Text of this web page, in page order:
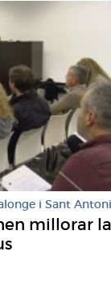
i Sant Antoni
millorar la